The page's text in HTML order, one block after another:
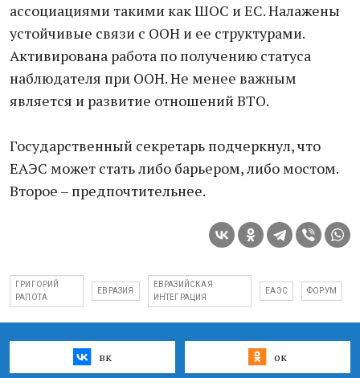
ассоциациями такими как ШОС и ЕС. Налажены
устойчивые связи с ООН и ее структурами.
Активирована работа по получению статуса
наблюдателя при ООН. Не менее важным
является и развитие отношений ВТО.
Государственный секретарь подчеркнул, что
ЕАЭС может стать либо барьером, либо мостом.
Второе – предпочтительнее.
ГРИГОРИЙ
РАПОТА
ЕВРАЗИЯ
ЕВРАЗИЙСКАЯ
ИНТЕГРАЦИЯ
ЕАЭС ФОРУМ
вк ок